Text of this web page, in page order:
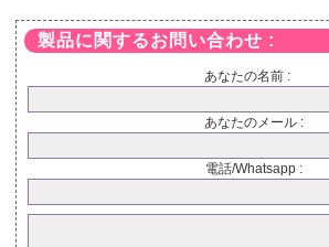
製品に関するお問い合わせ :
あなたの名前 :
あなたのメール :
電話/Whatsapp :